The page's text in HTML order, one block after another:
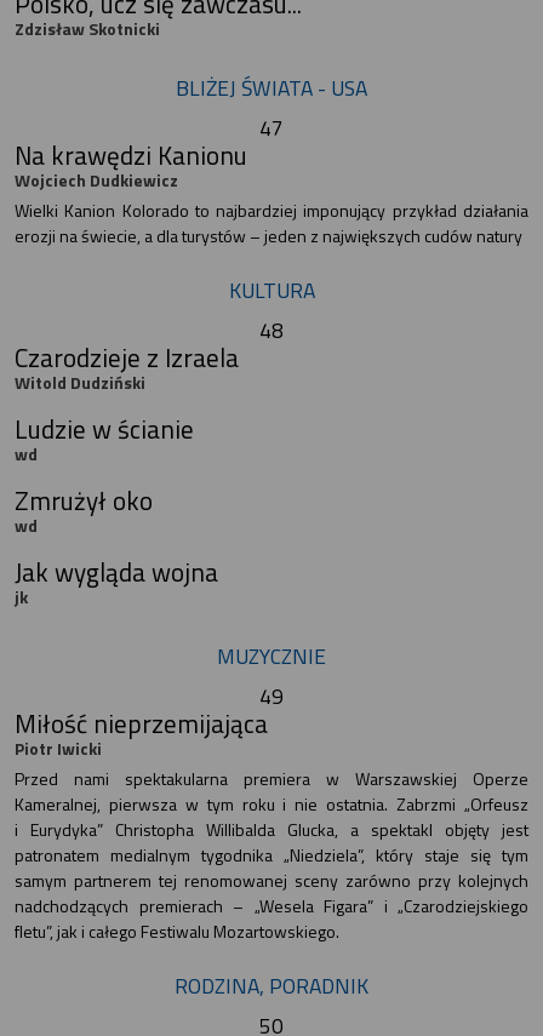
Zdzisław Skotnicki
BLIŻEJ ŚWIATA - USA
47
Na krawędzi Kanionu
Wojciech Dudkiewicz
Wielki Kanion Kolorado to najbardziej imponujący przykład działania
erozji na świecie, a dla turystów – jeden z największych cudów natury
KULTURA
48
Czarodzieje z Izraela
Witold Dudziński
Ludzie w ścianie
wd
Zmrużył oko
wd
Jak wygląda wojna
jk
MUZYCZNIE
49
Miłość nieprzemijająca
Piotr Iwicki
Przed nami spektakularna premiera w Warszawskiej Operze
Kameralnej, pierwsza w tym roku i nie ostatnia. Zabrzmi „Orfeusz
i Eurydyka” Christopha Willibalda Glucka, a spektakl objęty jest
patronatem medialnym tygodnika „Niedziela”, który staje się tym
samym partnerem tej renomowanej sceny zarówno przy kolejnych
nadchodzących premierach – „Wesela Figara” i „Czarodziejskiego
fletu”, jak i całego Festiwalu Mozartowskiego.
RODZINA, PORADNIK
50